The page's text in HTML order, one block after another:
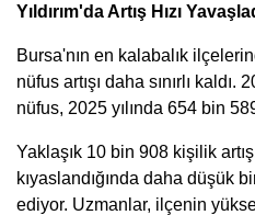
Yıldırım'da Artış Hızı
Bursa'nın en kalabalık
nüfus artışı daha sınırlı
nüfus, 2025 yılında 654 bin
Yaklaşık 10 bin 908 kişilik
kıyaslandığında daha düşük
ediyor. Uzmanlar, ilçenin